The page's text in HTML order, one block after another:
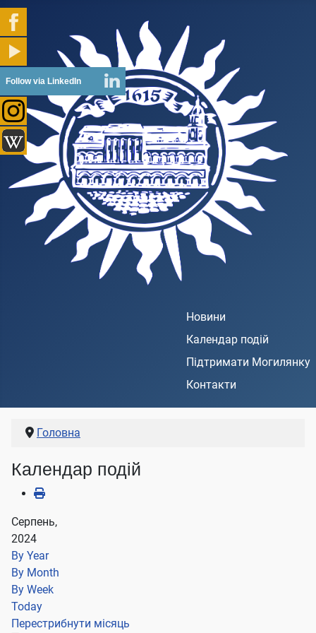
Follow via LinkedIn
Новини
Календар подій
Підтримати Могилянку
Контакти
Головна
Календар подій
Серпень,
2024
By Year
By Month
By Week
Today
Перестрибнути місяць